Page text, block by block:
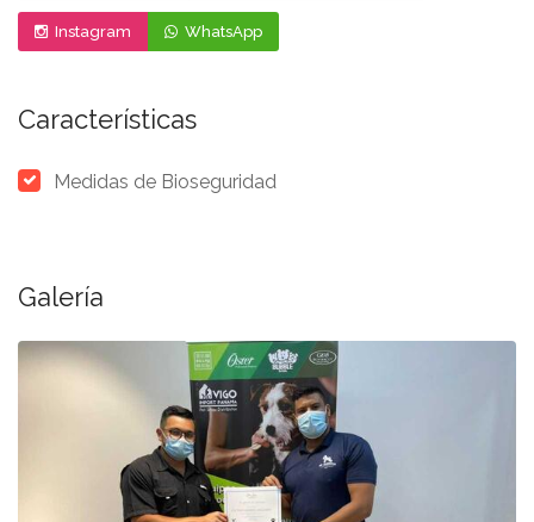
Instagram WhatsApp
Características
Medidas de Bioseguridad
Galería